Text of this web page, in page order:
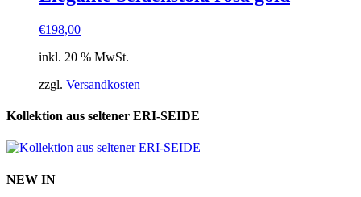
€198,00
inkl. 20 % MwSt.
zzgl. Versandkosten
Kollektion aus seltener ERI-SEIDE
NEW IN